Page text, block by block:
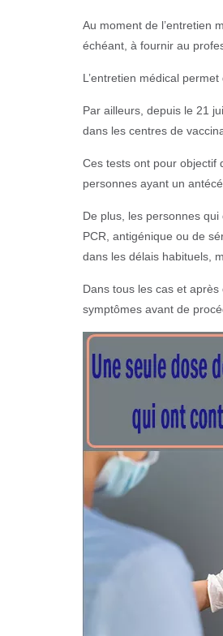
Au moment de l’entretien
échéant, à fournir au
L’entretien médical
Par ailleurs, depuis le 21
dans les centres de
Ces tests ont pour objectif
personnes ayant un
De plus, les personnes
PCR, antigénique ou de
dans les délais habituels,
Dans tous les cas et
symptômes avant de